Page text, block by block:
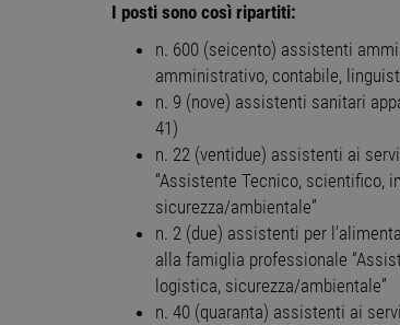
I posti sono così ripartiti:
n. 600 (seicento) assistenti
amministrativo, contabile,
n. 9 (nove) assistenti sanitari
41)
n. 22 (ventidue) assistenti ai
“Assistente Tecnico, scientifico,
sicurezza/ambientale”
n. 2 (due) assistenti per
alla famiglia professionale
logistica, sicurezza/ambientale”
n. 40 (quaranta) assistenti ai